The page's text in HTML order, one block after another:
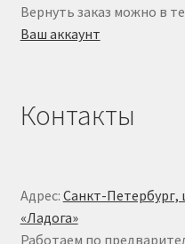
Вернуть заказ можно в
Ваш аккаунт
Контакты
Адрес: Санкт-Петербург,
«Ладога»
Работаем по